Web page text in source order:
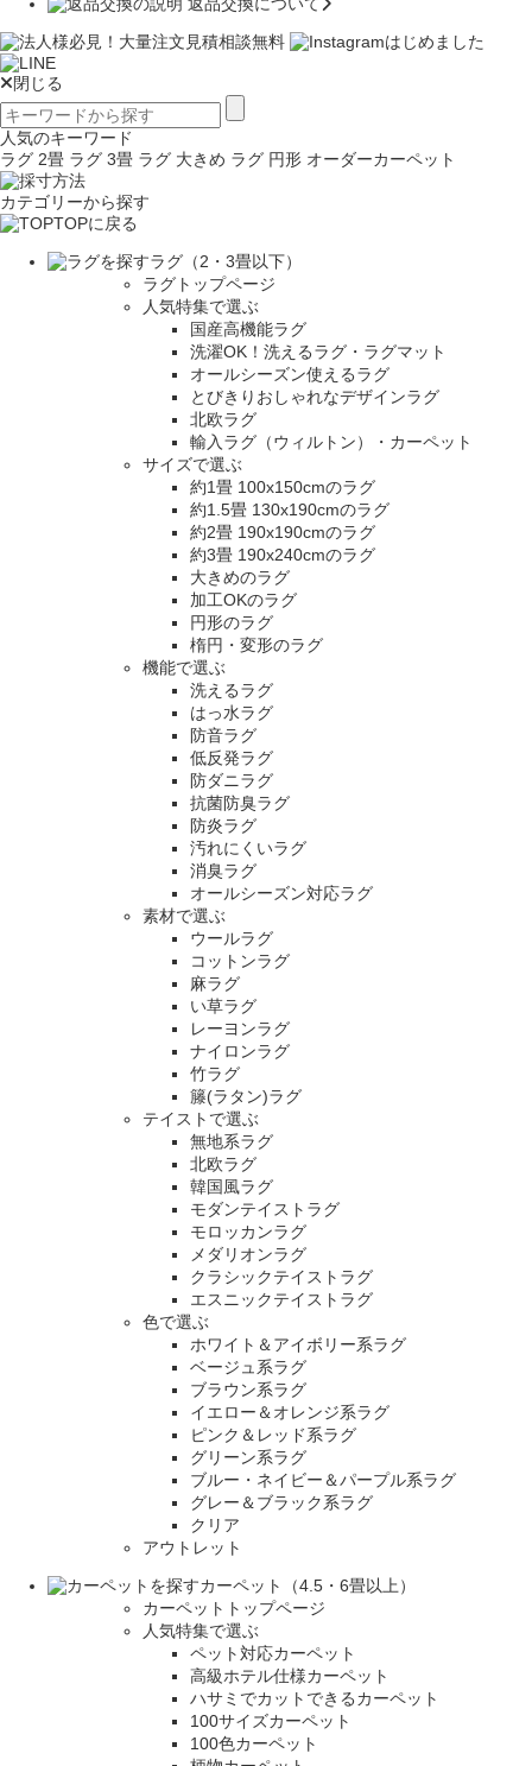
閉じる
人気のキーワード
ラグ 2畳 ラグ 3畳 ラグ 大きめ ラグ 円形 オーダーカーペット
カテゴリーから探す
TOPに戻る
ラグ（2・3畳以下）
ラグトップページ
人気特集で選ぶ
国産高機能ラグ
洗濯OK！洗えるラグ・ラグマット
オールシーズン使えるラグ
とびきりおしゃれなデザインラグ
北欧ラグ
輸入ラグ（ウィルトン）・カーペット
サイズで選ぶ
約1畳 100x150cmのラグ
約1.5畳 130x190cmのラグ
約2畳 190x190cmのラグ
約3畳 190x240cmのラグ
大きめのラグ
加工OKのラグ
円形のラグ
楕円・変形のラグ
機能で選ぶ
洗えるラグ
はっ水ラグ
防音ラグ
低反発ラグ
防ダニラグ
抗菌防臭ラグ
防炎ラグ
汚れにくいラグ
消臭ラグ
オールシーズン対応ラグ
素材で選ぶ
ウールラグ
コットンラグ
麻ラグ
い草ラグ
レーヨンラグ
ナイロンラグ
竹ラグ
籐(ラタン)ラグ
テイストで選ぶ
無地系ラグ
北欧ラグ
韓国風ラグ
モダンテイストラグ
モロッカンラグ
メダリオンラグ
クラシックテイストラグ
エスニックテイストラグ
色で選ぶ
ホワイト＆アイボリー系ラグ
ベージュ系ラグ
ブラウン系ラグ
イエロー＆オレンジ系ラグ
ピンク＆レッド系ラグ
グリーン系ラグ
ブルー・ネイビー＆パープル系ラグ
グレー＆ブラック系ラグ
クリア
アウトレット
カーペット（4.5・6畳以上）
カーペットトップページ
人気特集で選ぶ
ペット対応カーペット
高級ホテル仕様カーペット
ハサミでカットできるカーペット
100サイズカーペット
100色カーペット